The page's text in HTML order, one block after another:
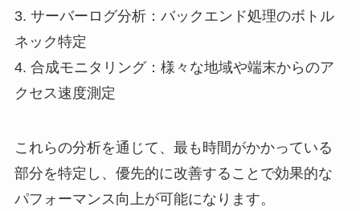
3. サーバーログ分析：バックエンド処理のボトル
ネック特定
4. 合成モニタリング：様々な地域や端末からのア
クセス速度測定
これらの分析を通じて、最も時間がかかっている
部分を特定し、優先的に改善することで効果的な
パフォーマンス向上が可能になります。